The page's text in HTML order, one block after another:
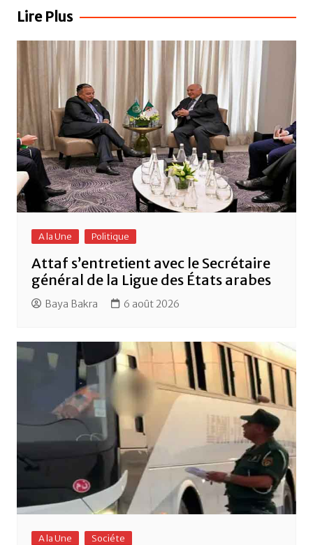
b
o
k
A er
l’article
Lire Plus
A la Une Politique
Attaf s’entretient avec le Secrétaire
général de la Ligue des États arabes
Baya Bakra 6 août 2026
A la Une Sociéte